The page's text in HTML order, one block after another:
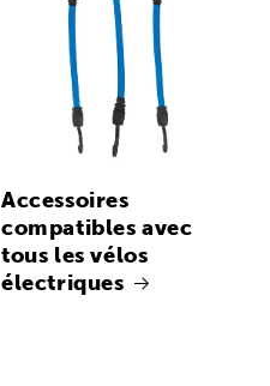
Accessoires
compatibles avec
tous les vélos
électriques